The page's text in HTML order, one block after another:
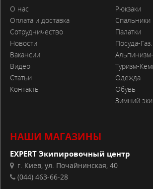
О нас
Оплата и доставка
Сотрудничество
Новости
Вакансии
Видео
Статьи
Контакты
Рюкзаки
Спальники
Палатки
Посуда-
Туризм-
Одежда
Обувь
Зимний
НАШИ МАГАЗИНЫ
EXPERT Экипировочный центр
г. Киев, ул. Почайнинская, 40
(044) 463-66-28